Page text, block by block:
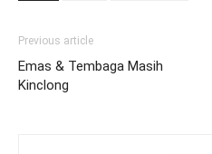
Previous article
Emas & Tembaga Masih
Kinclong